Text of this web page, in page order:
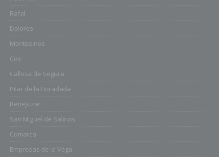
Rafal
Dolores
Montesinos
Cox
Callosa de Segura
Pilar de la Horadada
Benejuzar
San Miguel de Salinas
Comarca
Empresas de la Vega